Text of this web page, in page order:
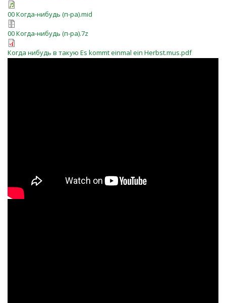
00 Когда-нибудь (п-ра).mid
00 Когда-нибудь (п-ра).7z
Когда нибудь в такую Es kommt einmal ein Herbst.mus.pdf